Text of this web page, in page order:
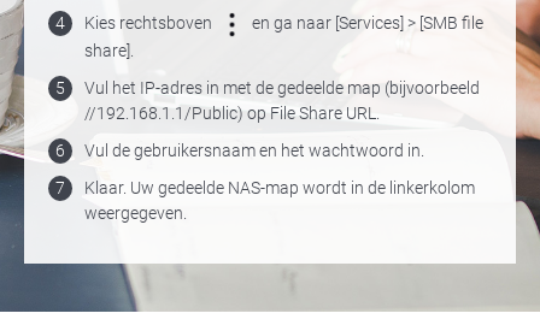
4
Kies rechtsboven
en ga naar [Services] > [SMB file
share].
5
Vul het IP-adres in met de gedeelde map (bijvoorbeeld
//192.168.1.1/Public) op File Share URL.
6
Vul de gebruikersnaam en het wachtwoord in.
7
Klaar. Uw gedeelde NAS-map wordt in de linkerkolom
weergegeven.